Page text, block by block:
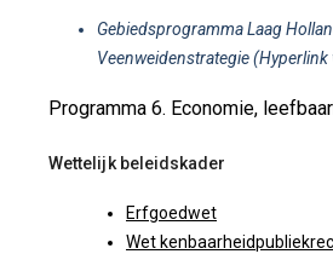
Gebiedsprogramma Laag
Veenweidenstrategie (Hyperlink
Programma 6. Economie,
Wettelijk beleidskader
Erfgoedwet
Wet